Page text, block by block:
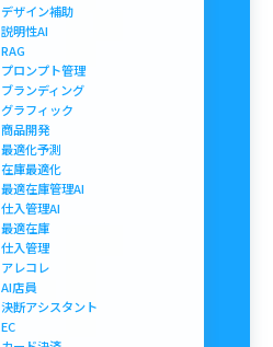
デザイン補助
説明性AI
RAG
プロンプト管理
ブランディング
グラフィック
商品開発
最適化予測
在庫最適化
最適在庫管理AI
仕入管理AI
最適在庫
仕入管理
アレコレ
AI店員
決断アシスタント
EC